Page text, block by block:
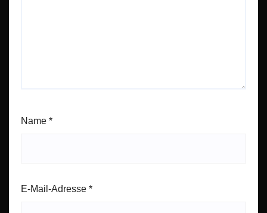
Name *
E-Mail-Adresse *